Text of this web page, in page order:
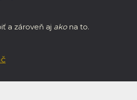
a zároveň aj ako na to.